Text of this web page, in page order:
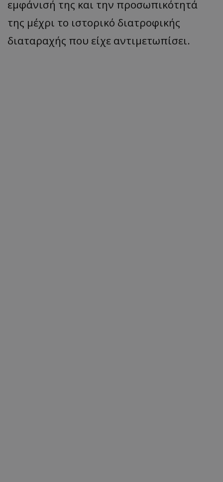
εμφάνισή της και την προσωπικότητά
της μέχρι το ιστορικό διατροφικής
διαταραχής που είχε αντιμετωπίσει.